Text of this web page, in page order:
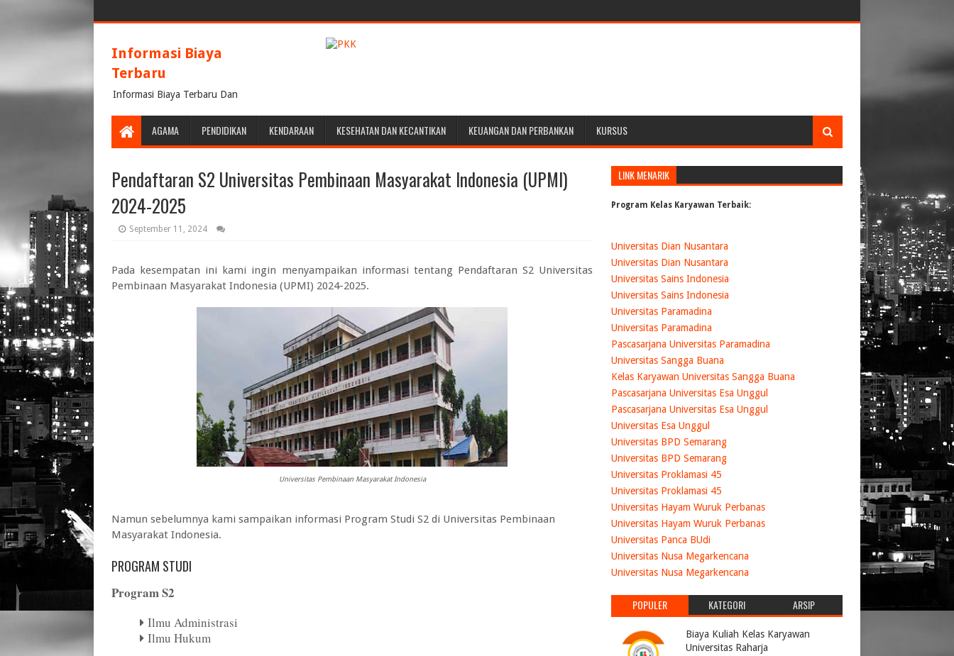
Informasi Biaya
Terbaru
Informasi Biaya Terbaru Dan
AGAMA PENDIDIKAN KENDARAAN KESEHATAN DAN KECANTIKAN KEUANGAN DAN PERBANKAN KURSUS
Pendaftaran S2 Universitas Pembinaan Masyarakat Indonesia (UPMI)
2024-2025
September 11, 2024
Pada kesempatan ini kami ingin menyampaikan informasi tentang Pendaftaran S2 Universitas
Pembinaan Masyarakat Indonesia (UPMI) 2024-2025.
Universitas Pembinaan Masyarakat Indonesia
Namun sebelumnya kami sampaikan informasi Program Studi S2 di Universitas Pembinaan
Masyarakat Indonesia.
PROGRAM STUDI
Program S2
Ilmu Administrasi
Ilmu Hukum
LINK MENARIK
Program Kelas Karyawan Terbaik:
Universitas Dian Nusantara
Universitas Dian Nusantara
Universitas Sains Indonesia
Universitas Sains Indonesia
Universitas Paramadina
Universitas Paramadina
Pascasarjana Universitas Paramadina
Universitas Sangga Buana
Kelas Karyawan Universitas Sangga Buana
Pascasarjana Universitas Esa Unggul
Pascasarjana Universitas Esa Unggul
Universitas Esa Unggul
Universitas BPD Semarang
Universitas BPD Semarang
Universitas Proklamasi 45
Universitas Proklamasi 45
Universitas Hayam Wuruk Perbanas
Universitas Hayam Wuruk Perbanas
Universitas Panca BUdi
Universitas Nusa Megarkencana
Universitas Nusa Megarkencana
POPULER KATEGORI ARSIP
Biaya Kuliah Kelas Karyawan
Universitas Raharja